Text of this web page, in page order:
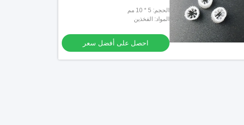
الحجم: 5 * 10 مم
المواد: الفخذين
احصل على أفضل سعر